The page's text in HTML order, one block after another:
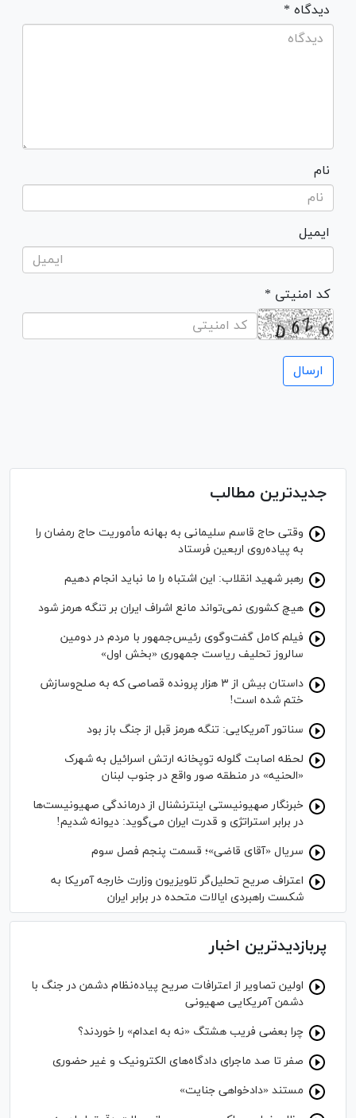
* دیدگاه
نام
ایمیل
* کد امنیتی
جدیدترین مطالب
وقتی حاج قاسم سلیمانی به بهانه مأموریت حاج رمضان را
به پیاده‌روی اربعین فرستاد
رهبر شهید انقلاب: این اشتباه را ما نباید انجام دهیم
هیچ کشوری نمی‌تواند مانع اشراف ایران بر تنگه هرمز شود
فیلم کامل گفت‌وگوی رئیس‌جمهور با مردم در دومین
سالروز تحلیف ریاست جمهوری «بخش اول»
داستان بیش از ۳ هزار پرونده قصاصی که به صلح‌وسازش
ختم شده است!
سناتور آمریکایی: تنگه هرمز قبل از جنگ باز بود
لحظه اصابت گلوله توپخانه ارتش اسرائیل به شهرک
«الحنیه» در منطقه صور واقع در جنوب لبنان
خبرنگار صهیونیستی اینترنشنال از درماندگی صهیونیست‌ها
در برابر استراتژی و قدرت ایران می‌گوید: دیوانه شدیم!
سریال «آقای قاضی»؛ قسمت پنجم فصل سوم
اعتراف صریح تحلیل‌گر تلویزیون وزارت خارجه آمریکا به
شکست راهبردی ایالات متحده در برابر ایران
پربازدیدترین اخبار
اولین تصاویر از اعترافات صریح پیاده‌نظام‌ دشمن در جنگ با
دشمن آمریکایی صهیونی
چرا بعضی فریب هشتگ «نه به اعدام» را خوردند؟
صفر تا صد ماجرای دادگاه‌های الکترونیک و غیر حضوری
مستند «دادخواهی جنایت»